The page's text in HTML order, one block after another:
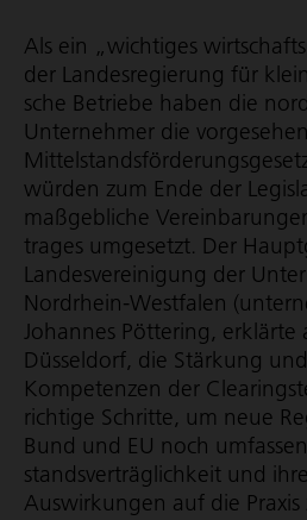
Als ein „wichtiges
der Landes­re­gie­rung für
sche Betriebe haben die
Unternehmer die
würden zum Ende der
maßgebliche
trages umgesetzt. Der
Landes­ver­ei­ni­gung der
Nordrhein-Westfalen
Johannes Pöttering,
Düsseldorf, die Stärkung
Kompetenzen der
richtige Schritte, um neue
Bund und EU noch
stands­ver­träg­lich­keit und
Auswirkungen auf die